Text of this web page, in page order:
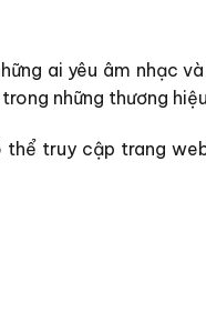
ai yêu âm nhạc
những thương
thể truy cập trang